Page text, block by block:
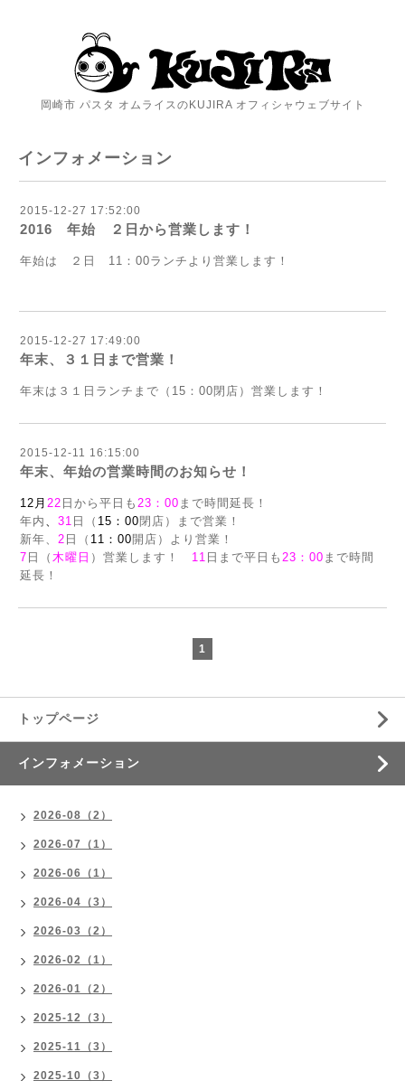
岡崎市 パスタ オムライスのKUJIRA オフィシャウェブサイト
インフォメーション
2015-12-27 17:52:00
2016 年始 ２日から営業します！
年始は ２日 11：00ランチより営業します！
2015-12-27 17:49:00
年末、３１日まで営業！
年末は３１日ランチまで（15：00閉店）営業します！
2015-12-11 16:15:00
年末、年始の営業時間のお知らせ！
12月 22 日から平日も 23：00 まで時間延長！
年内 、 31 日（ 15：00閉店）まで営業！
新年、 2 日（ 11：00開店）より営業！
7 日（ 木曜日 ）営業します！ 11 日まで平日も 23：00 まで時間
延長！
1
トップページ
インフォメーション
2026-08（2）
2026-07（1）
2026-06（1）
2026-04（3）
2026-03（2）
2026-02（1）
2026-01（2）
2025-12（3）
2025-11（3）
2025-10（3）